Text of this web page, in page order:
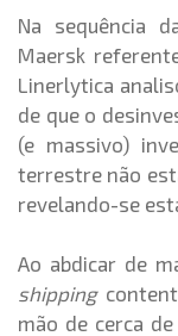
Na sequência
Maersk
Linerlytica
de que o
(e massivo)
terrestre não
revelando-se
Ao abdicar de
shipping
mão de cerca